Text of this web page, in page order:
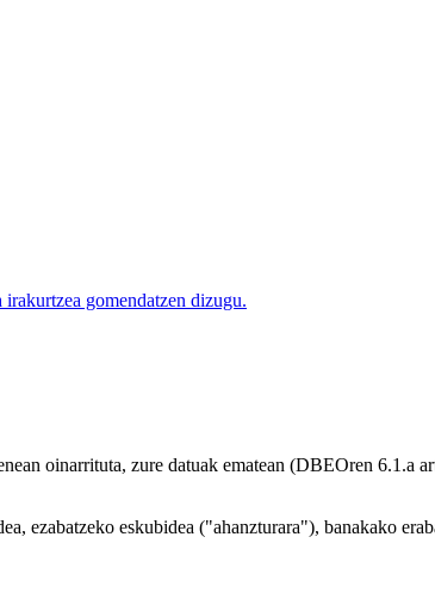
gomendatzen dizugu.
oinarrituta, zure datuak ematean (DBEOren 6.1.a
ezabatzeko eskubidea ("ahanzturara"), banakako